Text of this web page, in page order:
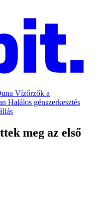
Vízőrzők a
Halálos génszerkesztés
meg az első